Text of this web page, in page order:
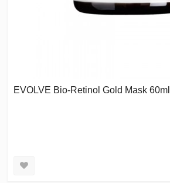
EVOLVE Bio-Retinol Gold Mask 60ml